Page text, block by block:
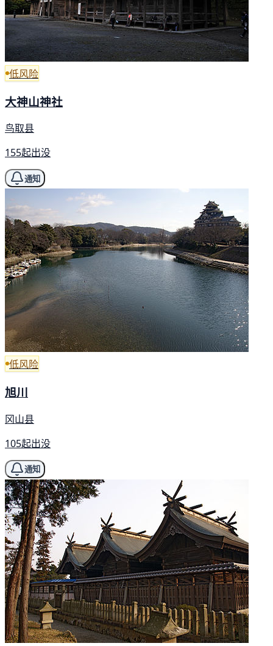
低风险
大神山神社
鸟取县
155起出没
通知
低风险
旭川
冈山县
105起出没
通知